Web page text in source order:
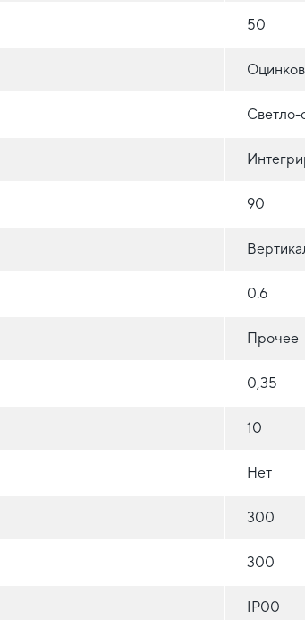
50
Светло-
90
0.6
Прочее
0,35
10
Нет
300
300
IP00